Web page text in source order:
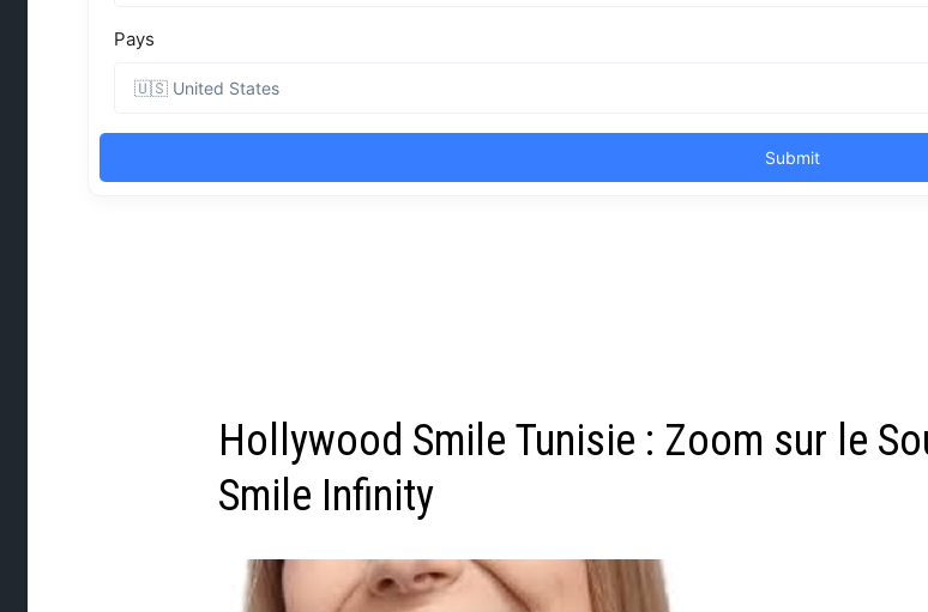
Hollywood Smile Tunisie : Zoom sur le
Smile Infinity